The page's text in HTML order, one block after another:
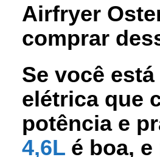
Airfryer
comprar
Se você
elétrica que
potência e
4,6L é boa,